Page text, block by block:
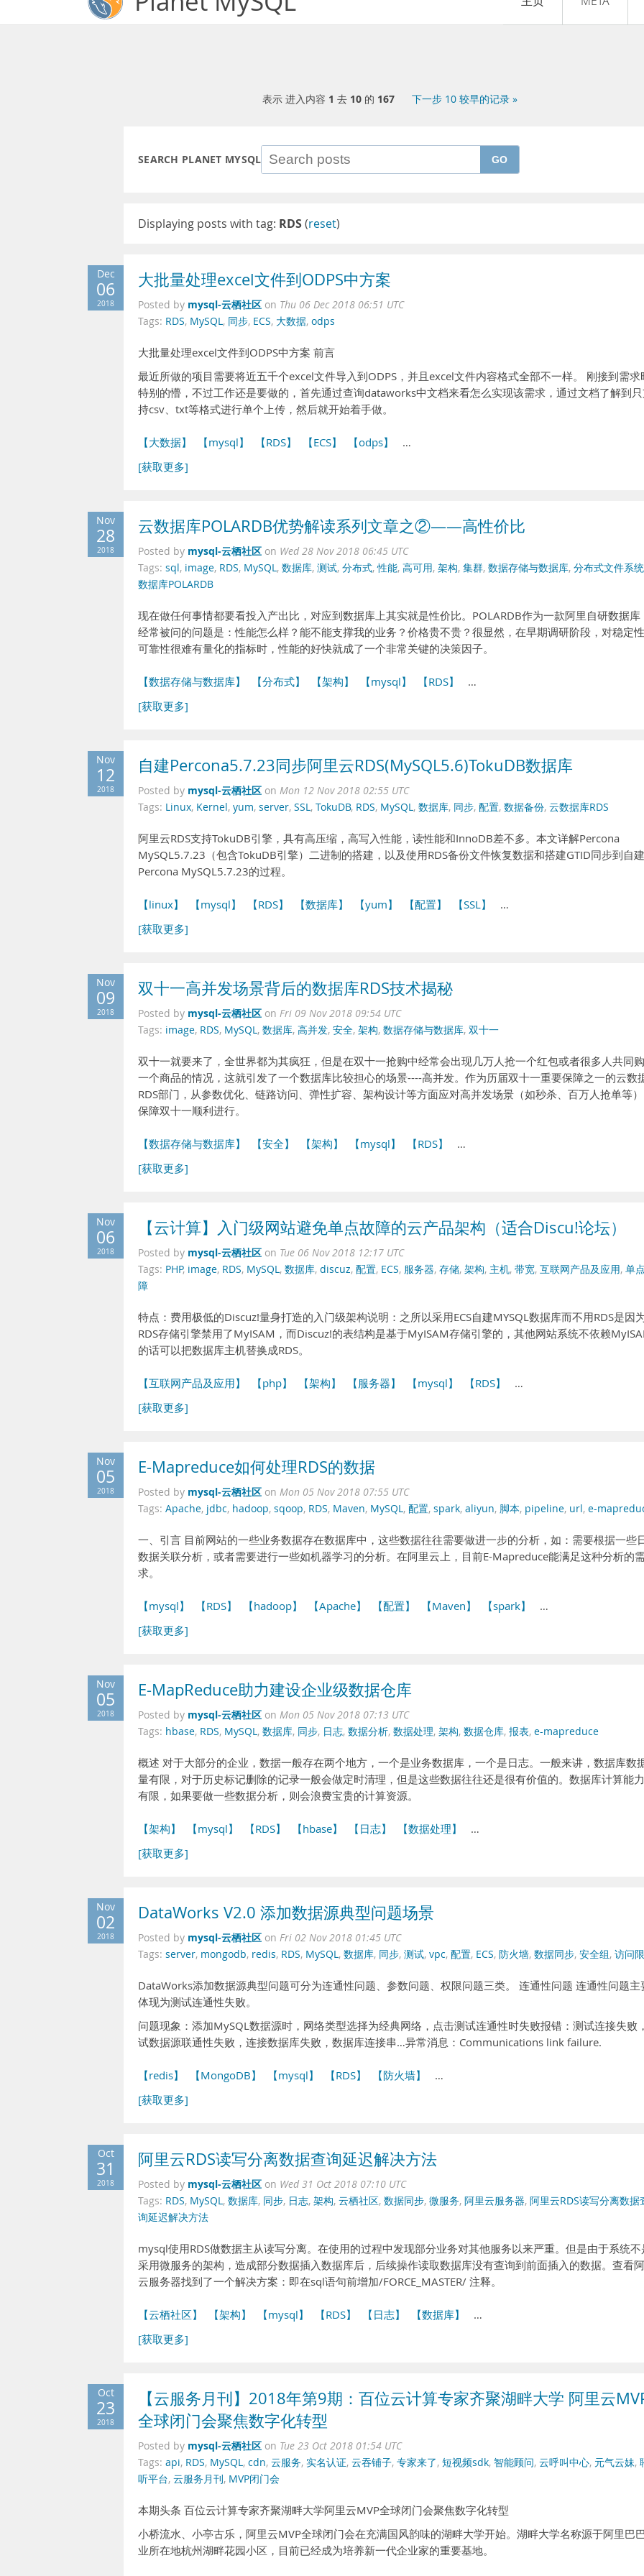
表示 进入内容 1 去 10的 167 下一步 10 较早的记录 »
SEARCH PLANET MYSQL GO
Displaying posts with tag: RDS(reset)
Dec
06
2018
大批量处理excel文件到ODPS中方案
Posted by mysql-云栖社区 on Thu 06 Dec 2018 06:51 UTC
Tags: RDS, MySQL, 同步, ECS, 大数据, odps
大批量处理excel文件到ODPS中方案 前言
最近所做的项目需要将近五千个excel文件导入到ODPS，并且excel文件内容格式全部不一样。 刚接到需求
特别的懵，不过工作还是要做的，首先通过查询dataworks中文档来看怎么实现该需求，通过文档了解到
持csv、txt等格式进行单个上传，然后就开始着手做。
【大数据】 【mysql】 【RDS】 【ECS】 【odps】
…
[获取更多]
Nov
28
2018
云数据库POLARDB优势解读系列文章之②——高性价比
Posted by mysql-云栖社区 on Wed 28 Nov 2018 06:45 UTC
Tags: sql, image, RDS, MySQL, 数据库, 测试, 分布式,性能, 高可用, 架构, 集群, 数据存储与数据库, 分布式文件系统
数据库POLARDB
现在做任何事情都要看投入产出比，对应到数据库上其实就是性价比。POLARDB作为一款阿里自研数据库
经常被问的问题是：性能怎么样？能不能支撑我的业务？价格贵不贵？很显然，在早期调研阶段，对稳定
可靠性很难有量化的指标时，性能的好快就成了一个非常关键的决策因子。
【数据存储与数据库】 【分布式】 【架构】 【mysql】 【RDS】
…
[获取更多]
Nov
12
2018
自建Percona5.7.23同步阿里云RDS(MySQL5.6)TokuDB数据库
Posted by mysql-云栖社区 on Mon 12 Nov 2018 02:55 UTC
Tags: Linux, Kernel, yum, server, SSL, TokuDB, RDS, MySQL, 数据库, 同步, 配置, 数据备份, 云数据库RDS
阿里云RDS支持TokuDB引擎，具有高压缩，高写入性能，读性能和InnoDB差不多。本文详解Percona
MySQL5.7.23（包含TokuDB引擎）二进制的搭建，以及使用RDS备份文件恢复数据和搭建GTID同步到自建
Percona MySQL5.7.23的过程。
【linux】 【mysql】 【RDS】 【数据库】 【yum】 【配置】 【SSL】
…
[获取更多]
Nov
09
2018
双十一高并发场景背后的数据库RDS技术揭秘
Posted by mysql-云栖社区 on Fri 09 Nov 2018 09:54 UTC
Tags: image, RDS, MySQL, 数据库, 高并发, 安全, 架构, 数据存储与数据库, 双十一
双十一就要来了，全世界都为其疯狂，但是在双十一抢购中经常会出现几万人抢一个红包或者很多人共同
一个商品的情况，这就引发了一个数据库比较担心的场景----高并发。作为历届双十一重要保障之一的云数
RDS部门，从参数优化、链路访问、弹性扩容、架构设计等方面应对高并发场景（如秒杀、百万人抢单等
保障双十一顺利进行。
【数据存储与数据库】 【安全】 【架构】 【mysql】 【RDS】
…
[获取更多]
Nov
06
2018
【云计算】入门级网站避免单点故障的云产品架构（适合Discu!论坛）
Posted by mysql-云栖社区 on Tue 06 Nov 2018 12:17 UTC
Tags: PHP, image, RDS, MySQL, 数据库, discuz, 配置, ECS, 服务器, 存储, 架构, 主机, 带宽, 互联网产品及应用, 单
障
特点：费用极低的Discuz!量身打造的入门级架构说明：之所以采用ECS自建MYSQL数据库而不用RDS是因
RDS存储引擎禁用了MyISAM，而Discuz!的表结构是基于MyISAM存储引擎的，其他网站系统不依赖
的话可以把数据库主机替换成RDS。
【互联网产品及应用】 【php】 【架构】 【服务器】 【mysql】 【RDS】
…
[获取更多]
Nov
05
2018
E-Mapreduce如何处理RDS的数据
Posted by mysql-云栖社区 on Mon 05 Nov 2018 07:55 UTC
Tags: Apache, jdbc, hadoop, sqoop, RDS, Maven, MySQL, 配置, spark, aliyun, 脚本, pipeline, url, e-
一、引言 目前网站的一些业务数据存在数据库中，这些数据往往需要做进一步的分析，如：需要根据一些
数据关联分析，或者需要进行一些如机器学习的分析。在阿里云上，目前E-Mapreduce能满足这种分析的
求。
【mysql】 【RDS】 【hadoop】 【Apache】 【配置】 【Maven】 【spark】
…
[获取更多]
Nov
05
2018
E-MapReduce助力建设企业级数据仓库
Posted by mysql-云栖社区 on Mon 05 Nov 2018 07:13 UTC
Tags: hbase, RDS, MySQL, 数据库, 同步, 日志, 数据分析, 数据处理, 架构, 数据仓库, 报表, e-mapreduce
概述 对于大部分的企业，数据一般存在两个地方，一个是业务数据库，一个是日志。一般来讲，数据库数
量有限，对于历史标记删除的记录一般会做定时清理，但是这些数据往往还是很有价值的。数据库计算能
有限，如果要做一些数据分析，则会浪费宝贵的计算资源。
【架构】 【mysql】 【RDS】 【hbase】 【日志】 【数据处理】
…
[获取更多]
Nov
02
2018
DataWorks V2.0 添加数据源典型问题场景
Posted by mysql-云栖社区 on Fri 02 Nov 2018 01:45 UTC
Tags: server, mongodb, redis, RDS, MySQL, 数据库, 同步, 测试, vpc, 配置, ECS, 防火墙, 数据同步, 安全组, 访问
DataWorks添加数据源典型问题可分为连通性问题、参数问题、权限问题三类。 连通性问题 连通性问题主
体现为测试连通性失败。
问题现象：添加MySQL数据源时，网络类型选择为经典网络，点击测试连通性时失败报错：测试连接失败
试数据源联通性失败，连接数据库失败，数据库连接串…异常消息：Communications link failure.
【redis】 【MongoDB】 【mysql】 【RDS】 【防火墙】
…
[获取更多]
Oct
31
2018
阿里云RDS读写分离数据查询延迟解决方法
Posted by mysql-云栖社区 on Wed 31 Oct 2018 07:10 UTC
Tags: RDS, MySQL, 数据库, 同步, 日志, 架构, 云栖社区, 数据同步, 微服务, 阿里云服务器, 阿里云RDS读写分离数据
询延迟解决方法
mysql使用RDS做数据主从读写分离。在使用的过程中发现部分业务对其他服务以来严重。但是由于系统不
采用微服务的架构，造成部分数据插入数据库后，后续操作读取数据库没有查询到前面插入的数据。查看
云服务器找到了一个解决方案：即在sql语句前增加/FORCE_MASTER/ 注释。
【云栖社区】 【架构】 【mysql】 【RDS】 【日志】 【数据库】
…
[获取更多]
Oct
23
2018
【云服务月刊】2018年第9期：百位云计算专家齐聚湖畔大学 阿里云
全球闭门会聚焦数字化转型
Posted by mysql-云栖社区 on Tue 23 Oct 2018 01:54 UTC
Tags: api, RDS, MySQL, cdn, 云服务, 实名认证, 云吞铺子, 专家来了, 短视频sdk, 智能顾问, 云呼叫中心, 元气云妹,
听平台, 云服务月刊, MVP闭门会
本期头条 百位云计算专家齐聚湖畔大学阿里云MVP全球闭门会聚焦数字化转型
小桥流水、小亭古乐，阿里云MVP全球闭门会在充满国风韵味的湖畔大学开始。湖畔大学名称源于阿里巴
业所在地杭州湖畔花园小区，目前已经成为培养新一代企业家的重要基地。